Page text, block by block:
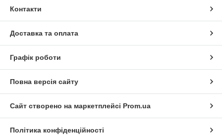
Контакти
Доставка та оплата
Графік роботи
Повна версія сайту
Сайт створено на маркетплейсі Prom.ua
Політика конфіденційності